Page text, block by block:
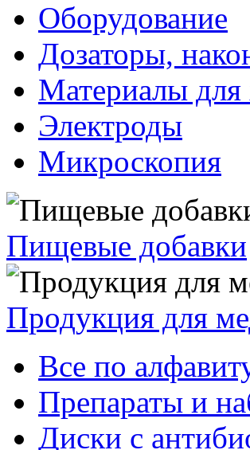
Оборудование
Дозаторы,
Материалы для
Электроды
Микроскопия
Пищевые добавки
Продукция для
Все по
Препараты и
Диски с